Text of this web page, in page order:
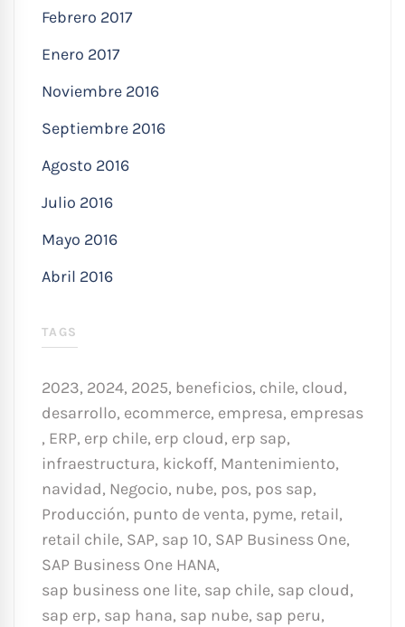
Febrero 2017
Enero 2017
Noviembre 2016
Septiembre 2016
Agosto 2016
Julio 2016
Mayo 2016
Abril 2016
TAGS
2023, 2024, 2025, beneficios, chile, cloud,
desarrollo, ecommerce, empresa, empresas
, ERP, erp chile, erp cloud, erp sap,
infraestructura, kickoff, Mantenimiento,
navidad, Negocio, nube, pos, pos sap,
Producción, punto de venta, pyme, retail,
retail chile, SAP, sap 10, SAP Business One,
SAP Business One HANA,
sap business one lite, sap chile, sap cloud,
sap erp, sap hana, sap nube, sap peru,